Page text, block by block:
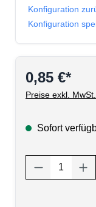
Konfiguration
Konfiguration
0,85 €*
Preise exkl.
Sofort
Produkt